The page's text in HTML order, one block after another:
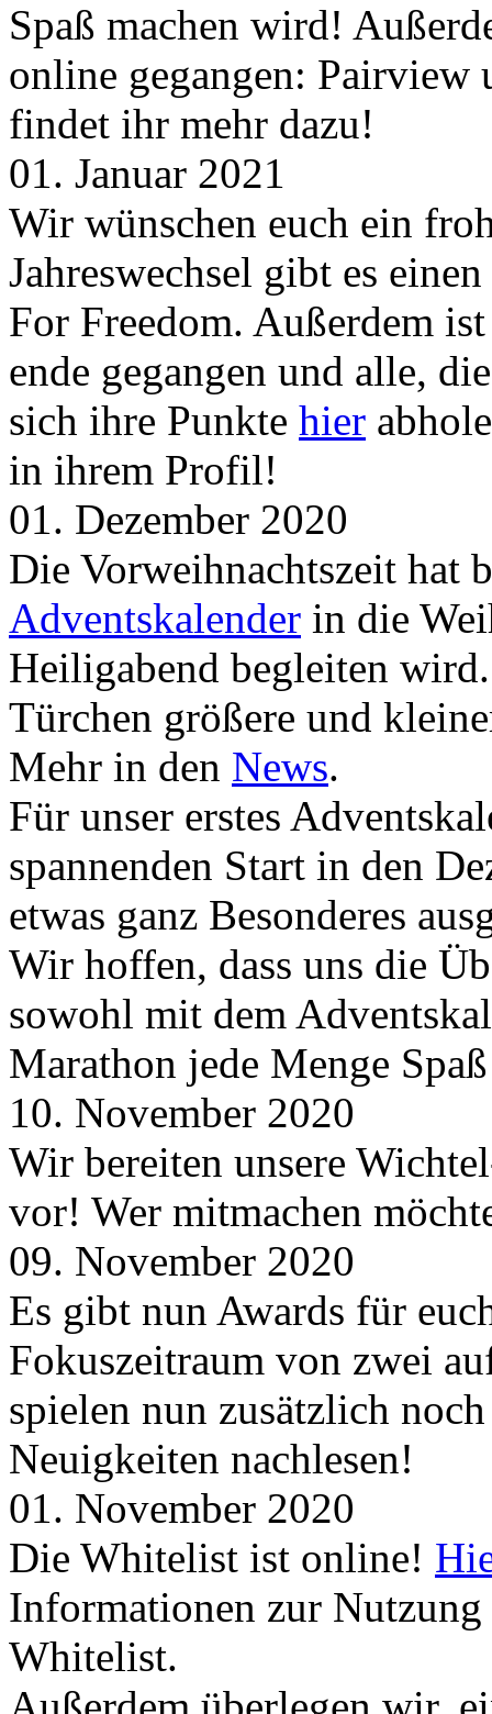
Spaß machen wird!
online gegangen:
findet ihr mehr dazu!
01. Januar 2021
Wir wünschen euch ein
Jahreswechsel gibt es einen
For Freedom. Außerdem
ende gegangen und alle,
sich ihre Punkte hier
in ihrem Profil!
01. Dezember 2020
Die Vorweihnachtszeit hat
Adventskalender in die
Heiligabend begleiten
Türchen größere und
Mehr in den News.
Für unser erstes
spannenden Start in den
etwas ganz Besonderes
Wir hoffen, dass uns die
sowohl mit dem
Marathon jede Menge
10. November 2020
Wir bereiten unsere
vor! Wer mitmachen
09. November 2020
Es gibt nun Awards für
Fokuszeitraum von zwei
spielen nun zusätzlich
Neuigkeiten nachlesen!
01. November 2020
Die Whitelist ist online!
Informationen zur
Whitelist.